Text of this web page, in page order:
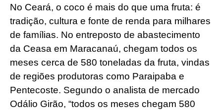
No Ceará, o coco é mais do que uma fruta: é
tradição, cultura e fonte de renda para milhares
de famílias. No entreposto de abastecimento
da Ceasa em Maracanaú, chegam todos os
meses cerca de 580 toneladas da fruta, vindas
de regiões produtoras como Paraipaba e
Pentecoste. Segundo o analista de mercado
Odálio Girão, “todos os meses chegam 580